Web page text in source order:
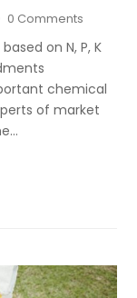
0 Comments
on N, P, K
chemical
of market